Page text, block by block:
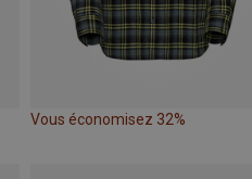
Vous économisez 32%